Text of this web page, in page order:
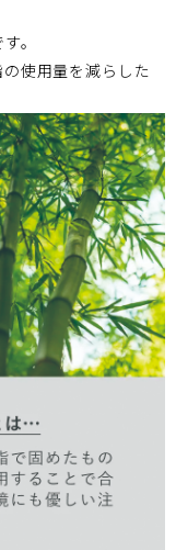
。
使用量を減らした